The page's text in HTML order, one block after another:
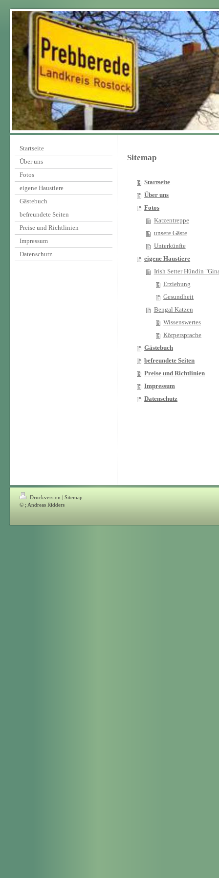
Startseite
Über uns
Fotos
eigene Haustiere
Gästebuch
befreundete Seiten
Preise und Richtlinien
Impressum
Datenschutz
Sitemap
Startseite
Über uns
Fotos
Katzentreppe
unsere Gäste
Unterkünfte
eigene Haustiere
Irish Setter Hündin
Erziehung
Gesundheit
Bengal Katzen
Wissenswertes
Körpersprache
Gästebuch
befreundete Seiten
Preise und Richtlinien
Impressum
Datenschutz
Druckversion | Sitemap
© ; Andreas Ridders